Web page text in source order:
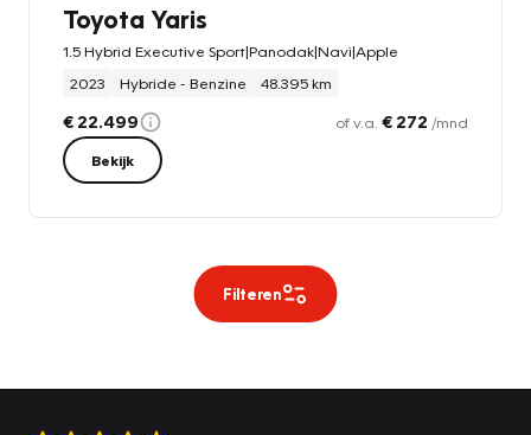
Toyota Yaris
1.5 Hybrid Executive Sport|Panodak|Navi|Apple
2023
Hybride - Benzine 48.395 km
€ 22.499 of v.a. € 272 /mnd
Bekijk
Filteren